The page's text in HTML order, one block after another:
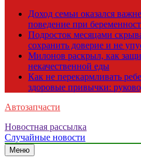
Доход семьи оказался
поведение при
Подросток месяцами
сохранить доверие и не
Милонов раскрыл, как
некачественной еды
Как не перекармливать
здоровые привычки:
Автозапчасти
Новостная рассылка
Случайные новости
Меню